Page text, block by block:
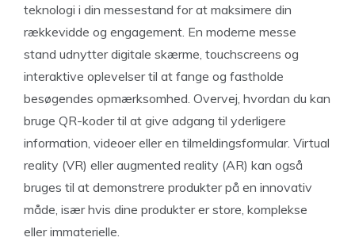
teknologi i din messestand for at maksimere din
rækkevidde og engagement. En moderne messe
stand udnytter digitale skærme, touchscreens og
interaktive oplevelser til at fange og fastholde
besøgendes opmærksomhed. Overvej, hvordan du kan
bruge QR-koder til at give adgang til yderligere
information, videoer eller en tilmeldingsformular. Virtual
reality (VR) eller augmented reality (AR) kan også
bruges til at demonstrere produkter på en innovativ
måde, især hvis dine produkter er store, komplekse
eller immaterielle.